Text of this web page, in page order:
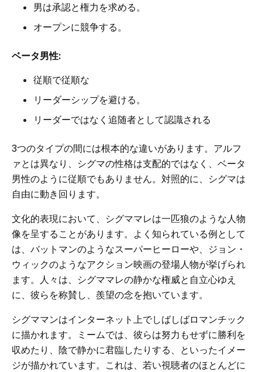
男は承認と権力を求める。
オープンに競争する。
ベータ男性:
従順で従順な
リーダーシップを避ける。
リーダーではなく追随者として認識される
3つのタイプの間には根本的な違いがあります。アルフ
ァとは異なり、シグマの性格は支配的ではなく、ベータ
男性のように従順でもありません。対照的に、シグマは
自由に動き回ります。
文化的表現において、シグママレは一匹狼のような人物
像を呈することがあります。よく知られている例として
は、バットマンのようなスーパーヒーローや、ジョン・
ウィックのようなアクション映画の登場人物が挙げられ
ます。人々は、シグママレの静かな​​権威と自立心ゆえ
に、彼らを称賛し、羨望の念を抱いています。
シグママンはインターネット上でしばしばロマンチック
に描かれます。ミームでは、彼らは努力もせずに勝利を
収めたり、陰で静かに君臨したりする、といったイメー
ジが描かれています。これは、若い視聴者のほとんどに